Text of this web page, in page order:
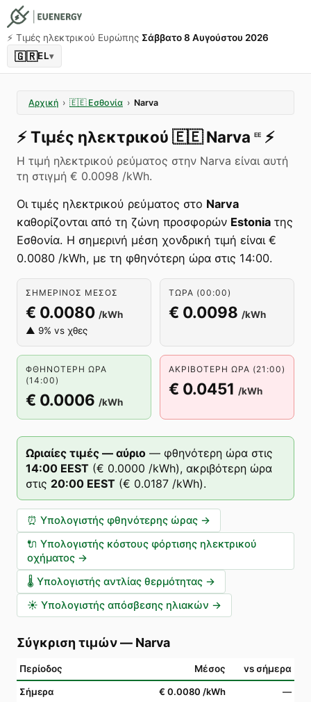
⚡️ Τιμές ηλεκτρικού Ευρώπης Σάββατο 8 Αυγούστου 2026
🇬🇷EL▾
Αρχική › 🇪🇪 Εσθονία › Narva
⚡️Τιμές ηλεκτρικού 🇪🇪 Narva EE ⚡️
Η τιμή ηλεκτρικού ρεύματος στην Narva είναι αυτή
τη στιγμή € 0.0098 /kWh.
Οι τιμές ηλεκτρικού ρεύματος στο Narva
καθορίζονται από τη ζώνη προσφορών Estonia της
Εσθονία. Η σημερινή μέση χονδρική τιμή είναι €
0.0080 /kWh, με τη φθηνότερη ώρα στις 14:00.
ΣΗΜΕΡΙΝΌΣ ΜΈΣΟΣ
€ 0.0080 /kWh
▲ 9% vs χθες
ΤΏΡΑ (00:00)
€ 0.0098 /kWh
ΦΘΗΝΌΤΕΡΗ ΏΡΑ
(14:00)
€ 0.0006 /kWh
ΑΚΡΙΒΌΤΕΡΗ ΏΡΑ (21:00)
€ 0.0451 /kWh
Ωριαίες τιμές — αύριο — φθηνότερη ώρα στις
14:00 EEST (€ 0.0000 /kWh), ακριβότερη ώρα
στις 20:00 EEST (€ 0.0187 /kWh).
⏰ Υπολογιστής φθηνότερης ώρας →
🔌 Υπολογιστής κόστους φόρτισης ηλεκτρικού
οχήματος →
🌡️ Υπολογιστής αντλίας θερμότητας →
☀️ Υπολογιστής απόσβεσης ηλιακών →
Σύγκριση τιμών— Narva
Περίοδος Μέσος vs σήμερα
Σήμερα € 0.0080 /kWh
—